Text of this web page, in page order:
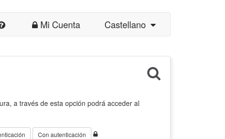
Mi Cuenta Castellano
a través de esta opción podrá acceder al
Con autenticación